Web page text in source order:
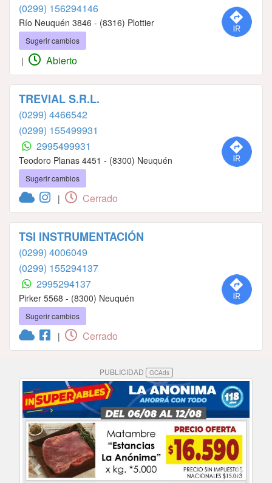
(0299) 156294146
Río Neuquén 3846 - (8316) Plottier
Sugerir cambios
| Abierto
TREVIAL S.R.L.
(0299) 4466542
(0299) 155499931
2995499931
Teodoro Planas 4451 - (8300) Neuquén
Sugerir cambios
| Cerrado
TSI INSTRUMENTACIÓN
(0299) 4006049
(0299) 155294137
2995294137
Pirker 5568 - (8300) Neuquén
Sugerir cambios
| Cerrado
PUBLICIDAD GCAds